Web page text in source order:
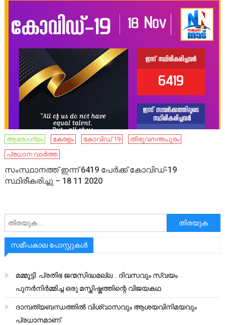
ആരോഗ്യം കേരളം കോവിഡ് 19
തിരുവനന്തപുരം
പ്രധാന വാർത്ത
സംസ്ഥാനത്ത് ഇന്ന് 6419 പേര്‍ക്ക് കോവിഡ്-19
സ്ഥിരീകരിച്ചു – 18 11 2020
അനേഷിക്കുക
സമീപകാല പോസ്റ്റുകൾ
മമ്മൂട്ടി: പ്രതിഭ ജന്മസിദ്ധമല്ല… ദിവസവും സ്വയം
പുനർനിർമ്മിച്ച ഒരു മസ്തിഷ്കത്തിന്റെ വിജയകഥ
ദാമ്പത്യബന്ധത്തിൽ വിശ്വാസവും ആശയവിനിമയവും
പ്രധാനമാണ്.